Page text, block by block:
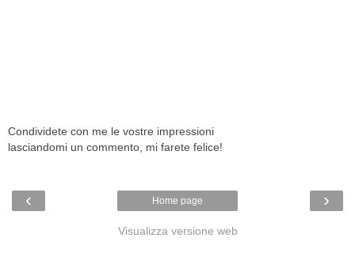
Condividete con me le vostre impressioni
lasciandomi un commento, mi farete felice!
‹ ›
Home page
Visualizza versione web